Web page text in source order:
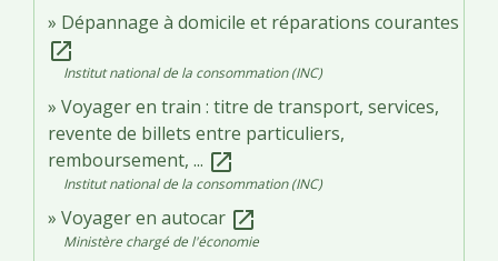
Dépannage à domicile et réparations courantes
open_in_new
Institut national de la consommation (INC)
Voyager en train : titre de transport, services,
revente de billets entre particuliers,
remboursement, ... open_in_new
Institut national de la consommation (INC)
Voyager en autocar open_in_new
Ministère chargé de l'économie